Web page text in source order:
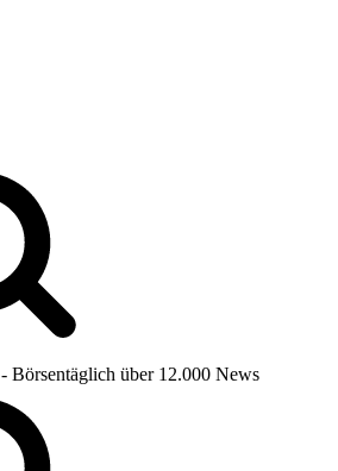
- Börsentäglich über 12.000 News